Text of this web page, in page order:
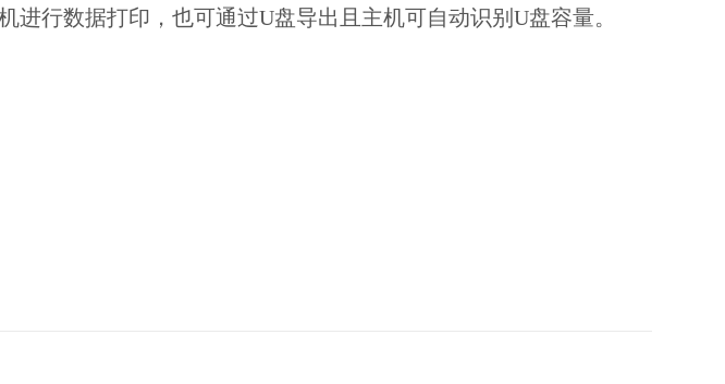
进行数据打印，也可通过U盘导出且主机可自动识别U盘容量。